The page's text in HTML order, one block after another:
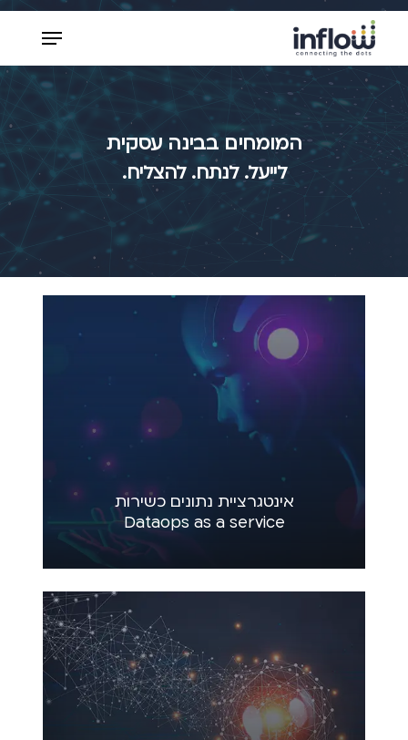
Skip
content
Menu
המומחים בבינה עסקית
לייעל. לנתח. להצליח.
אינטגרציית נתונים כשירות
Dataops as a service
Close
Menu